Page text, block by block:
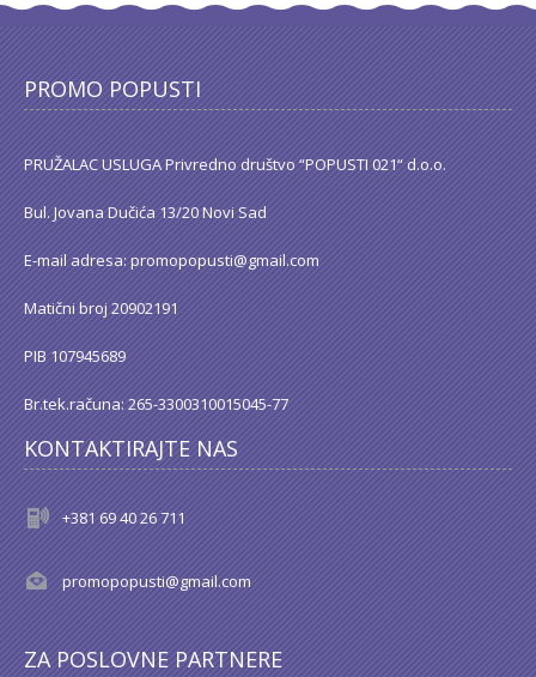
PROMO POPUSTI
PRUŽALAC USLUGA Privredno društvo “POPUSTI 021“ d.o.o.
Bul. Jovana Dučića 13/20 Novi Sad
E-mail adresa: promopopusti@gmail.com
Matični broj 20902191
PIB 107945689
Br.tek.računa: 265-3300310015045-77
KONTAKTIRAJTE NAS
+381 69 40 26 711
promopopusti@gmail.com
ZA POSLOVNE PARTNERE